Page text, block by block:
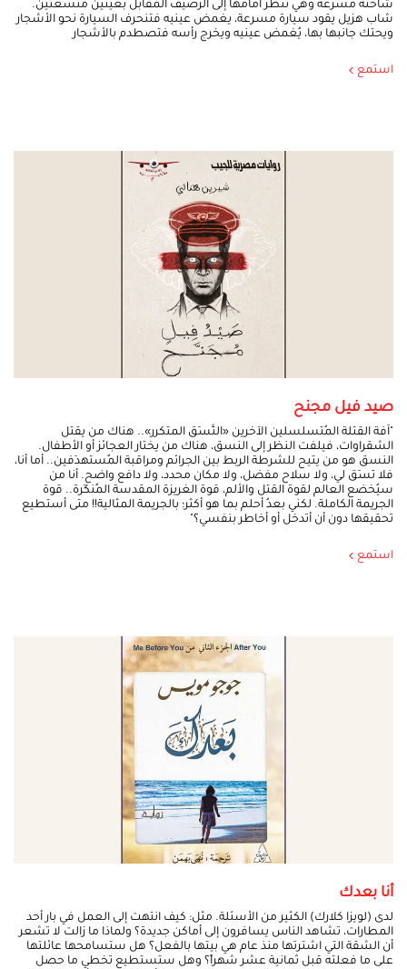
شاحنة مسرعة وهي تنظر أمامها إلى الرصيف المقابل بعينين متسعتين.
شاب هزيل يقود سيارة مسرعة، يغمض عينيه فتنحرف السيارة نحو الأشجار
ويحتك جانبها بها، يُغمض عينيه ويخرج رأسه فتصطدم بالأشجار
استمع
صيد فيل مجنح
"آفة القتلة المُتسلسلين الآخرين «النَّسَق المتكرر».. هناك من يقتل
الشقراوات، فيلفت النظر إلى النسق، هناك من يختار العجائز أو الأطفال.
النسق هو من يتيح للشرطة الربط بين الجرائم ومراقبة المُستهدَفين.. أما أنا،
فلا نَسَق لي، ولا سلاح مفضل، ولا مكان محدد، ولا دافع واضح. أنا من
سيُخضع العالم لقوة القتل والألم، قوة الغريزة المقدسة المُنكَرة.. قوة
الجريمة الكاملة. لكني بعدُ أحلم بما هو أكثر؛ بالجريمة المثالية!! متى أستطيع
تحقيقها دون أن أتدخل أو أخاطر بنفسي؟"
استمع
أنا بعدك
لدى (لويزا كلارك) الكثير من الأسئلة. مثل: كيف انتهت إلى العمل في بار أحد
المطارات، تشاهد الناس يسافرون إلى أماكن جديدة؟ ولماذا ما زالت لا تشعر
أن الشقة التي اشترتها منذ عام هي بيتها بالفعل؟ هل ستسامحها عائلتها
على ما فعلته قبل ثمانية عشر شهراً؟ وهل ستستطيع تخطي ما حصل